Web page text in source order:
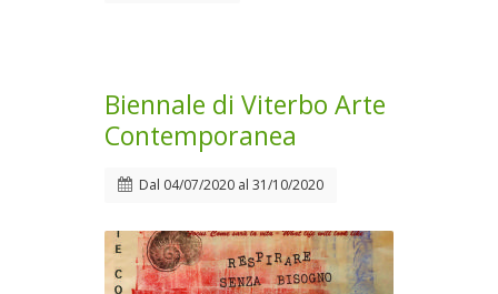
Biennale di Viterbo Arte
Contemporanea
Dal 04/07/2020 al 31/10/2020